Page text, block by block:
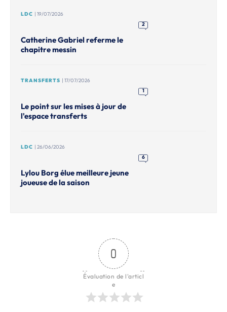
LDC | 19/07/2026
2
Catherine Gabriel referme le
chapitre messin
TRANSFERTS | 17/07/2026
1
Le point sur les mises à jour de
l'espace transferts
LDC | 26/06/2026
6
Lylou Borg élue meilleure jeune
joueuse de la saison
0
Évaluation de l'articl
e